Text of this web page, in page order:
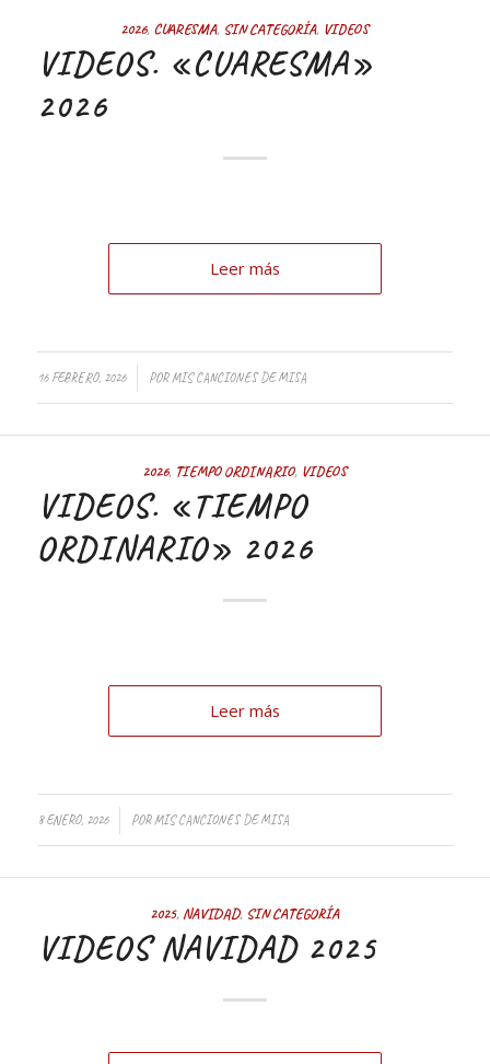
2026, CUARESMA, SIN CATEGORÍA, VIDEOS
VIDEOS. «CUARESMA»
2026
Leer más
16 FEBRERO, 2026 PORMIS CANCIONES DE MISA
2026, TIEMPO ORDINARIO, VIDEOS
VIDEOS. «TIEMPO
ORDINARIO» 2026
Leer más
8 ENERO, 2026 PORMIS CANCIONES DE MISA
2025, NAVIDAD, SIN CATEGORÍA
VIDEOS NAVIDAD 2025